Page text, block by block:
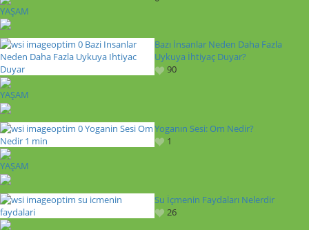
YAŞAM
YAŞAM
Bazı İnsanlar Neden Daha Fazla
Uykuya İhtiyaç Duyar?
90
YAŞAM
Yoganın Sesi: Om Nedir?
1
Su İçmenin Faydaları Nelerdir
26